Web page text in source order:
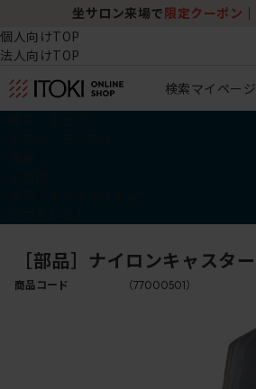
坐サロン来場で 限定クーポン
個人向けTOP
法人向けTOP
検索マイページ
［部品］ナイロンキャスター
商品コード （77000501）